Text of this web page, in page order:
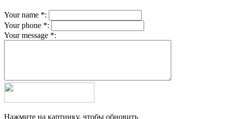
Your name *:
Your phone *:
Your message *:
Нажмите на картинку, чтобы обновить